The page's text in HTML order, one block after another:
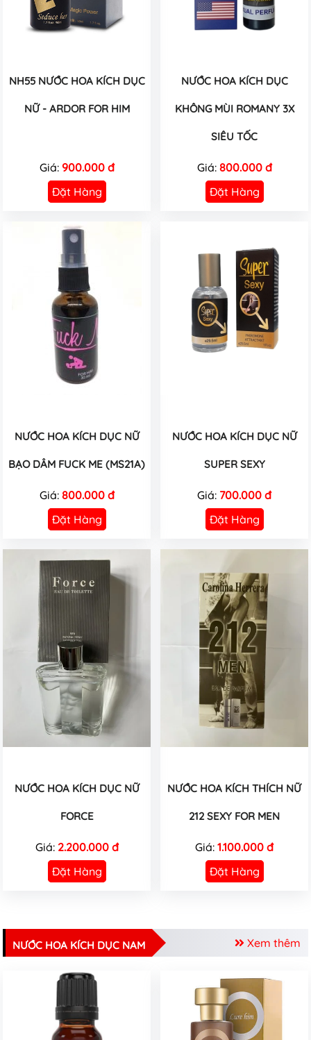
NH55 NƯỚC HOA KÍCH DỤC
NỮ - ARDOR FOR HIM
Giá: 900.000 đ
Đặt Hàng
NƯỚC HOA KÍCH DỤC
KHÔNG MÙI ROMANY 3X
SIÊU TỐC
Giá: 800.000 đ
Đặt Hàng
NƯỚC HOA KÍCH DỤC NỮ
BẠO DÂM FUCK ME (MS21A)
Giá: 800.000 đ
Đặt Hàng
NƯỚC HOA KÍCH DỤC NỮ
SUPER SEXY
Giá: 700.000 đ
Đặt Hàng
NƯỚC HOA KÍCH DỤC NỮ
FORCE
Giá: 2.200.000 đ
Đặt Hàng
NƯỚC HOA KÍCH THÍCH NỮ
212 SEXY FOR MEN
Giá: 1.100.000 đ
Đặt Hàng
Xem thêm
NƯỚC HOA KÍCH DỤC NAM